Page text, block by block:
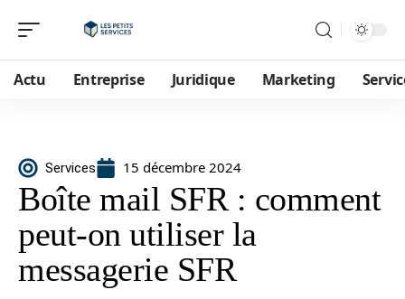
Actu Entreprise Juridique Marketing
Services 15 décembre 2024
Boîte mail SFR : comment
peut-on utiliser la
messagerie SFR